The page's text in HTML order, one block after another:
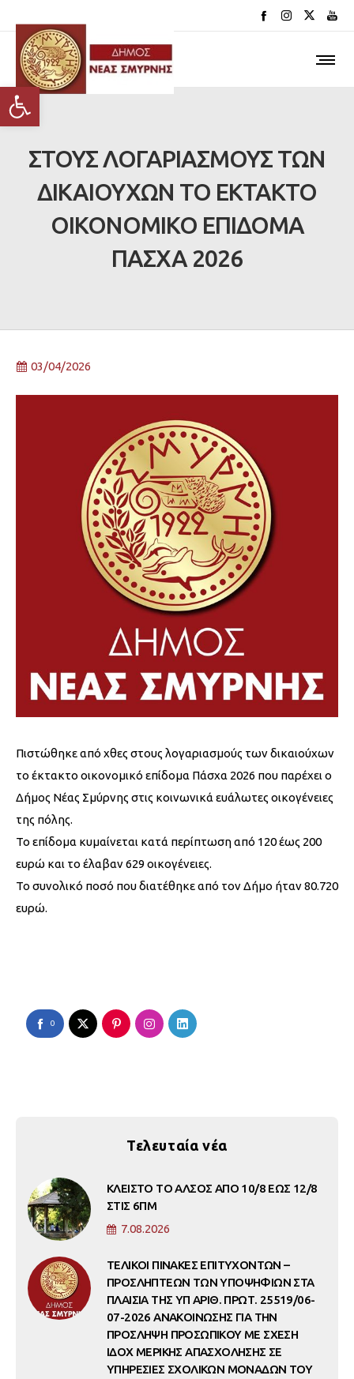
Ανοίξτε τη γραμμή εργαλείων
ΣΤΟΥΣ ΛΟΓΑΡΙΑΣΜΟΥΣ ΤΩΝ
ΔΙΚΑΙΟΥΧΩΝ ΤΟ ΕΚΤΑΚΤΟ
ΟΙΚΟΝΟΜΙΚΟ ΕΠΙΔΟΜΑ
ΠΑΣΧΑ 2026
03/04/2026
Πιστώθηκε από χθες στους λογαριασμούς των δικαιούχων
το έκτακτο οικονομικό επίδομα Πάσχα 2026 που παρέχει ο
Δήμος Νέας Σμύρνης στις κοινωνικά ευάλωτες οικογένειες
της πόλης.
Το επίδομα κυμαίνεται κατά περίπτωση από 120 έως 200
ευρώ και το έλαβαν 629 οικογένειες.
Το συνολικό ποσό που διατέθηκε από τον Δήμο ήταν 80.720
ευρώ.
0
Τελευταία νέα
ΚΛΕΙΣΤΟ ΤΟ ΑΛΣΟΣ ΑΠΟ 10/8 ΕΩΣ 12/8
ΣΤΙΣ 6ΠΜ
7.08.2026
ΤΕΛΙΚΟΙ ΠΙΝΑΚΕΣ ΕΠΙΤΥΧΟΝΤΩΝ –
ΠΡΟΣΛΗΠΤΕΩΝ ΤΩΝ ΥΠΟΨΗΦΙΩΝ ΣΤΑ
ΠΛΑΙΣΙΑ ΤΗΣ ΥΠ ΑΡΙΘ. ΠΡΩΤ. 25519/06-
07-2026 ΑΝΑΚΟΙΝΩΣΗΣ ΓΙΑ ΤΗΝ
ΠΡΟΣΛΗΨΗ ΠΡΟΣΩΠΙΚΟΥ ΜΕ ΣΧΕΣΗ
ΙΔΟΧ ΜΕΡΙΚΗΣ ΑΠΑΣΧΟΛΗΣΗΣ ΣΕ
ΥΠΗΡΕΣΙΕΣ ΣΧΟΛΙΚΩΝ ΜΟΝΑΔΩΝ ΤΟΥ